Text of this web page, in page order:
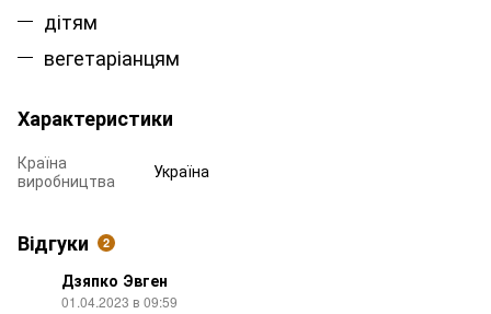
дітям
вегетаріанцям
Характеристики
Країна
виробництва
Україна
Відгуки 2
Дзяпко Эвген
01.04.2023 в 09:59